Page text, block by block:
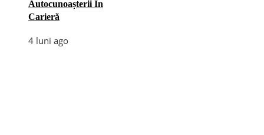
Autocunoașterii În
Carieră
4 luni ago